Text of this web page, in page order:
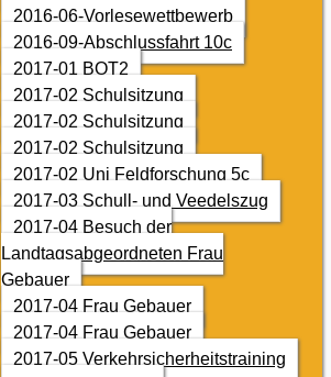
2016-06-Vorlesewettbewerb
2016-09-Abschlussfahrt 10c
2017-01 BOT2
2017-02 Schulsitzung
2017-02 Schulsitzung
2017-02 Schulsitzung
2017-02 Uni Feldforschung 5c
2017-03 Schull- und Veedelszug
2017-04 Besuch der
Landtagsabgeordneten Frau
Gebauer
2017-04 Frau Gebauer
2017-04 Frau Gebauer
2017-05 Verkehrsicherheitstraining